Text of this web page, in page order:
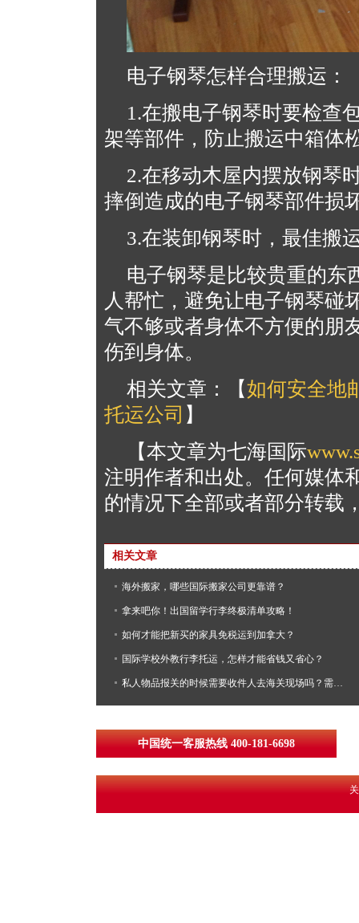
电子钢琴怎样合理搬运：
1.在搬电子钢琴时要检查
架等部件，防止搬运中箱体
2.在移动木屋内摆放钢琴
摔倒造成的电子钢琴部件损
3.在装卸钢琴时，最佳搬
电子钢琴是比较贵重的东
人帮忙，避免让电子钢琴碰
气不够或者身体不方便的朋
伤到身体。
相关文章：【如何安全地
托运公司 】
【本文章为七海国际
注明作者和出处。任何媒体
的情况下全部或者部分转载
相关文章
海外搬家，哪些国际搬家公司更靠谱？
拿来吧你！出国留学行李终极清单攻略！
如何才能把新买的家具免税运到加拿大？
国际学校外教行李托运，怎样才能省钱又省心？
私人物品报关的时候需要收件人去海关现场吗？需要交关税吗？
中国统一客服热线 400-181-6698